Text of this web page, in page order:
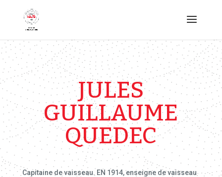
JULES
GUILLAUME
QUEDEC
Capitaine de vaisseau. EN 1914, enseigne de vaisseau